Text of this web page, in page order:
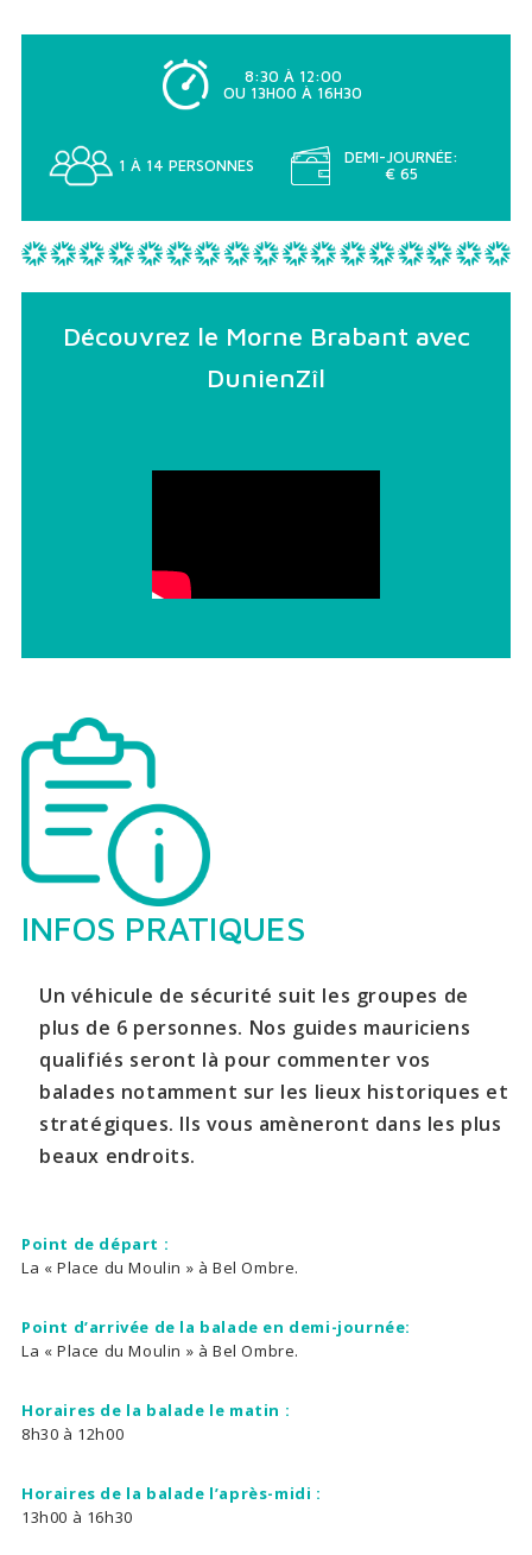
8:30 À 12:00
OU 13H00 À 16H30
1 À 14 PERSONNES
DEMI-JOURNÉE:
€ 65
Découvrez le Morne Brabant avec
DunienZîl
INFOS PRATIQUES
Un véhicule de sécurité suit les groupes de
plus de 6 personnes. Nos guides mauriciens
qualifiés seront là pour commenter vos
balades notamment sur les lieux historiques et
stratégiques. Ils vous amèneront dans les plus
beaux endroits.
Point de départ :
La « Place du Moulin » à Bel Ombre.
Point d’arrivée de la balade en demi-journée:
La « Place du Moulin » à Bel Ombre.
Horaires de la balade le matin :
8h30 à 12h00
Horaires de la balade l’après-midi :
13h00 à 16h30